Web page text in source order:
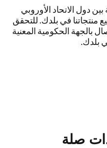
بين دول الاتحاد الأوروبي
منتجاتنا في بلدك. للتحقق
بالجهة الحكومية المعنية
بلدك.
صلة